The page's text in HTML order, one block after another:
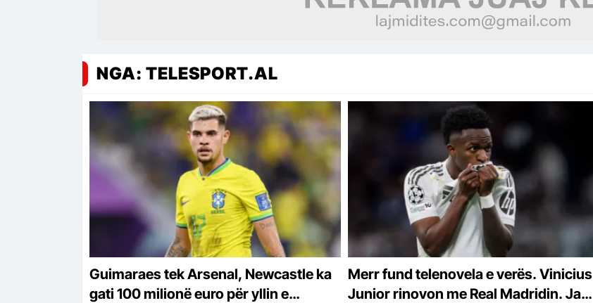
NGA: TELESPORT.AL
Guimaraes tek Arsenal, Newcastle ka
gati 100 milionë euro për yllin e
Merr fund telenovela e verës. Vinicius
Junior rinovon me Real Madridin. Ja